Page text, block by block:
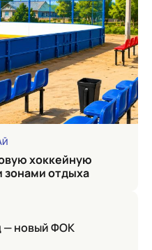
зонами отдыха
— новый ФОК